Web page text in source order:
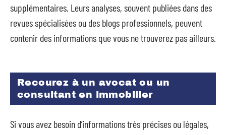
supplémentaires. Leurs analyses, souvent publiées dans des
revues spécialisées ou des blogs professionnels, peuvent
contenir des informations que vous ne trouverez pas ailleurs.
Recourez à un avocat ou un
consultant en immobilier
Si vous avez besoin d’informations très précises ou légales,